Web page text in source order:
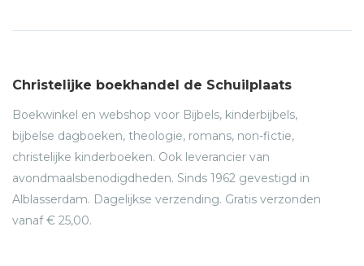
Christelijke boekhandel de Schuilplaats
Boekwinkel en webshop voor Bijbels, kinderbijbels,
bijbelse dagboeken, theologie, romans, non-fictie,
christelijke kinderboeken. Ook leverancier van
avondmaalsbenodigdheden. Sinds 1962 gevestigd in
Alblasserdam. Dagelijkse verzending. Gratis verzonden
vanaf € 25,00.